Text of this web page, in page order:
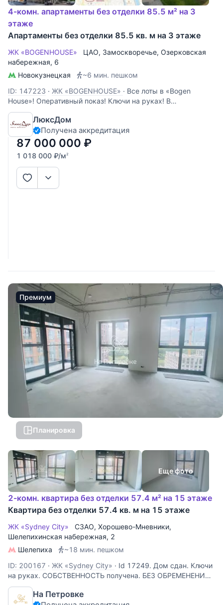
4-комн. апартаменты без отделки 85.5 м² на 3
этаже
Апартаменты без отделки 85.5 кв. м на 3 этаже
ЖК «BOGENHOUSE» ЦАО, Замоскворечье, Озерковская
набережная, 6
Новокузнецкая
~6 мин. пешком
ID: 147223 · ЖК «BOGENHOUSE» · Все лоты в «Bogen
House»! Оперативный показ! Ключи на руках! В
апартаментах выполнена отделка White Box, установлен
теплый пол, система кондиционирования, панорамные
окна schuko, высота потолков 3.4 метра. Планировка:
можно сделать 2-3 спальни
ЛюксДом
Получена аккредитация
87 000 000 ₽
1 018 000 ₽/м2
Премиум
Планировка
Еще фото
2-комн. квартира без отделки 57.4 м² на 15 этаже
Квартира без отделки 57.4 кв. м на 15 этаже
ЖК «Sydney City» СЗАО, Хорошево-Мневники,
Шелепихинская набережная, 2
Шелепиха
~18 мин. пешком
ID: 200167 · ЖК «Sydney City» · Id 17249. Дом сдан. Ключи
на руках. СОБСТВЕННОСТЬ получена. БЕЗ ОБРЕМЕНЕНИЙ.
Продается 2-х комнатная квартира в ЖК "Sydney City"
бизнес-класса по адресу: г Москва, Шелепихинская
На Петровке